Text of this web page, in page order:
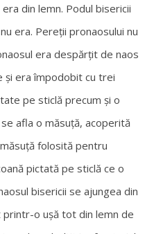
din lemn. Podul bisericii
era. Pereții pronaosului nu
era despărțit de naos
și era împodobit cu trei
pe sticlă precum și o
afla o măsuță, acoperită
folosită pentru
pictată pe sticlă ce o
bisericii se ajungea din
o ușă tot din lemn de